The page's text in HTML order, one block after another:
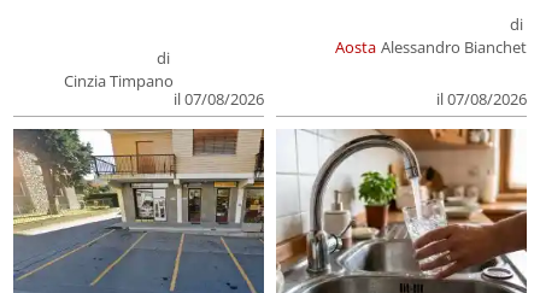
di
Cinzia Timpano
il 07/08/2026
Aosta
di
Alessandro Bianchet
il 07/08/2026